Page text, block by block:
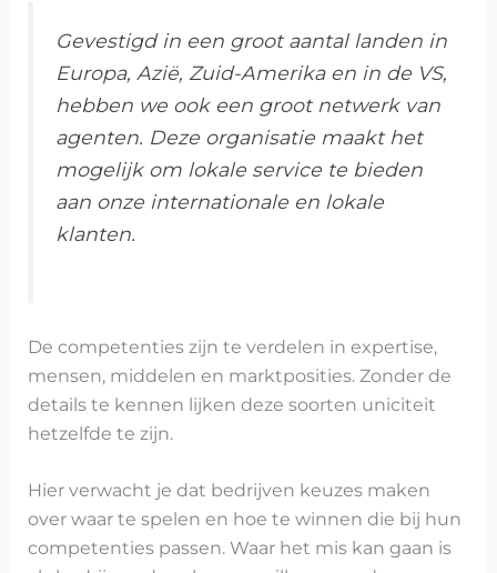
Gevestigd in een groot aantal landen in
Europa, Azië, Zuid-Amerika en in de VS,
hebben we ook een groot netwerk van
agenten. Deze organisatie maakt het
mogelijk om lokale service te bieden
aan onze internationale en lokale
klanten.
De competenties zijn te verdelen in expertise,
mensen, middelen en marktposities. Zonder de
details te kennen lijken deze soorten uniciteit
hetzelfde te zijn.
Hier verwacht je dat bedrijven keuzes maken
over waar te spelen en hoe te winnen die bij hun
competenties passen. Waar het mis kan gaan is